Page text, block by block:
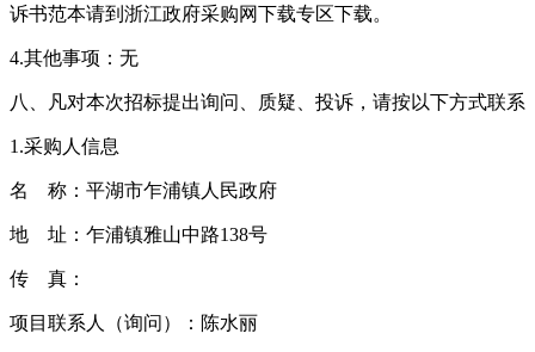
诉书范本请到浙江政府采购网下载专区下载。
4.其他事项：无
八、凡对本次招标提出询问、质疑、投诉，请按以下方式联系
1.采购人信息
名 称：平湖市乍浦镇人民政府
地 址：乍浦镇雅山中路138号
传 真：
项目联系人（询问）：陈水丽